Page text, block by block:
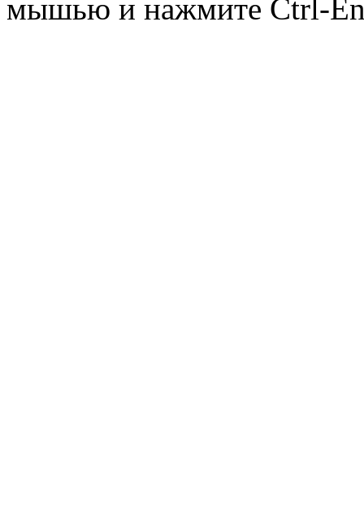
мышью и нажмите Ctrl-